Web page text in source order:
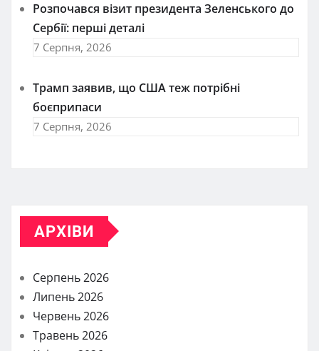
Розпочався візит президента Зеленського до
Сербії: перші деталі
7 Серпня, 2026
Трамп заявив, що США теж потрібні
боєприпаси
7 Серпня, 2026
АРХІВИ
Серпень 2026
Липень 2026
Червень 2026
Травень 2026